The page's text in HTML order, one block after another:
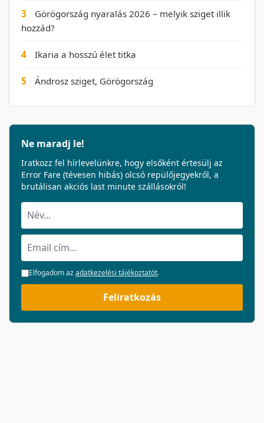
3
Görögország nyaralás 2026 – melyik sziget illik
hozzád?
4 Ikaria a hosszú élet titka
5 Ándrosz sziget, Görögország
Ne maradj le!
Iratkozz fel hírlevelünkre, hogy elsőként értesülj az
Error Fare (tévesen hibás) olcsó repülőjegyekről, a
brutálisan akciós last minute szállásokról!
Elfogadom azadatkezelési tájékoztatót.
Feliratkozás